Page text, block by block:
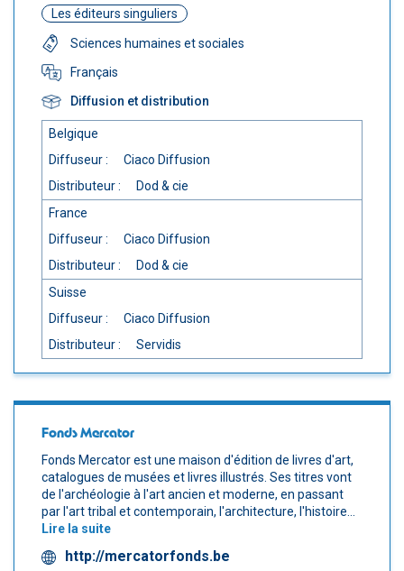
Les éditeurs singuliers
Sciences humaines et sociales
Français
Diffusion et distribution
Belgique
Diffuseur :
Ciaco Diffusion
Distributeur :
Dod & cie
France
Diffuseur :
Ciaco Diffusion
Distributeur :
Dod & cie
Suisse
Diffuseur :
Ciaco Diffusion
Distributeur :
Servidis
Fonds Mercator
Fonds Mercator est une maison d'édition de livres d'art,
catalogues de musées et livres illustrés. Ses titres vont
de l'archéologie à l'art ancien et moderne, en passant
par l'art tribal et contemporain, l'architecture, l'histoire...
Lire la suite
http://mercatorfonds.be